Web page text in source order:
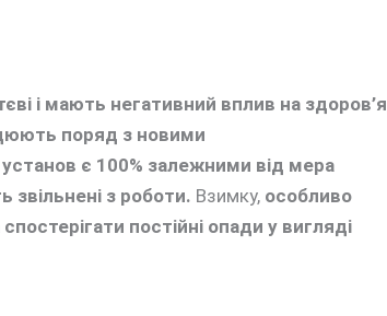
і мають негативний вплив на здоров’я
поряд з новими
є 100% залежними від мера
звільнені з роботи. Взимку, особливо
постійні опади у вигляді